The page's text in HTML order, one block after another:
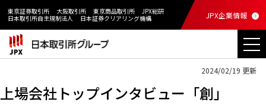
東京証券取引所 大阪取引所 東京商品取引所
JPX総研
日本取引所自主規制法人
日本証券クリアリング機構 JPX企業情報
2024/02/19 更新
上場会社トップインタビュー「創」